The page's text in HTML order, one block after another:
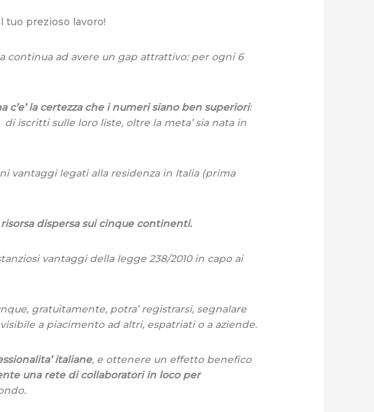
tuo prezioso lavoro!
continua ad avere un gap attrattivo: per ogni 6
la certezza che i numeri siano ben superiori:
iscritti sulle loro liste, oltre la meta’ sia nata in
vantaggi legati alla residenza in Italia (prima
dispersa sui cinque continenti.
vantaggi della legge 238/2010 in capo ai
gratuitamente, potra’ registrarsi, segnalare
a piacimento ad altri, espatriati o a aziende.
italiane, e ottenere un effetto benefico
una rete di collaboratori in loco per